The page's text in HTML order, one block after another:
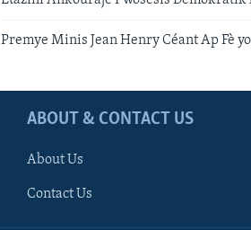
Premye Minis Jean Henry Céant Ap Fè
ABOUT & CONTACT US
About Us
Contact Us